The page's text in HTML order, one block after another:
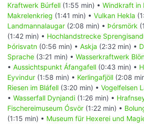
Kraftwerk Búrfell (1:55 min) • Windkraft in
Makrelenkrieg (1:41 min) • Vulkan Hekla
Landmannalaugar (2:08 min) • Þórsmörk
(1:42 min) • Hochlandstrecke
Þórisvatn (0:56 min) • Askja (2:32 min) •
Sprache (3:21 min) • Wasserkraftwerk
• Aussichtspunkt Áfangafell (0:43 min) •
Eyvindur (1:58 min) • Kerlingafjöll (2:08
Riesen im Bláfell (3:20 min) • Vogelfelsen
• Wasserfall Dynjandi (1:26 min) •
Fischereimuseum Ósvör (1:22 min) •
(1:15 min) • Museum für Hexerei und